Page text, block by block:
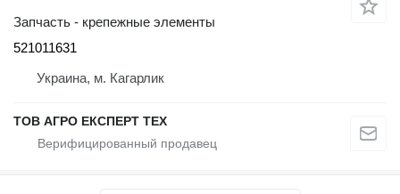
Запчасть - крепежные элементы
521011631
Украина, м. Кагарлик
ТОВ АГРО ЕКСПЕРТ ТЕХ